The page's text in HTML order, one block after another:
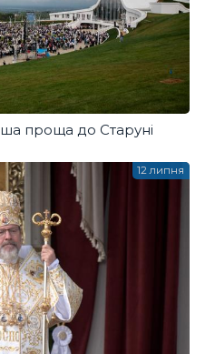
проща до Старуні
12 липня